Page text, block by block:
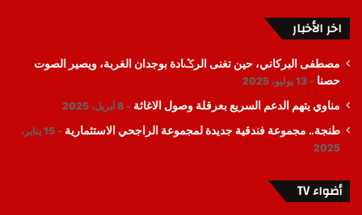
اخر الأخبار
مصطفى البركاني، حين تغنى الرݣادة بوجدان الغربة، ويصير الصوت
حصنا
13 يوليو، 2025
مناوي يتهم الدعم السريع بعرقلة وصول الاغاثة 8 أبريل، 2025
طنجة.. مجموعة فندقية جديدة لمجموعة الراجحي الاستثمارية
15 يناير،
2025
أضواء TV